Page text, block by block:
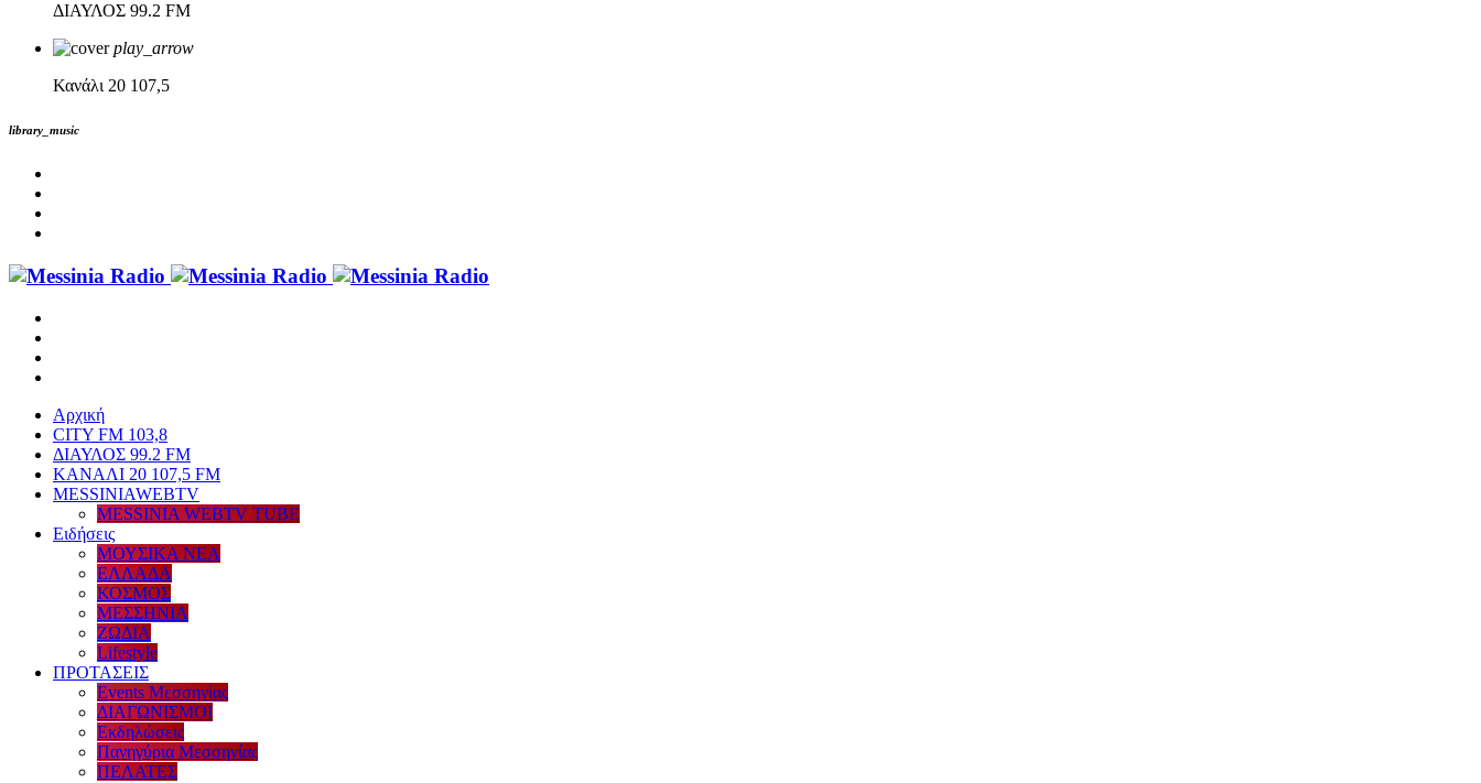
ΔΙΑΥΛΟΣ 99.2 FM
play_arrow
Κανάλι 20 107,5
library_music
Αρχική
CITY FM 103,8
ΔΙΑΥΛΟΣ 99.2 FM
ΚΑΝΑΛΙ 20 107,5 FM
MESSINIAWEBTV
MESSINIA WEBTV TUBE
Eιδήσεις
ΜΟΥΣΙΚΑ ΝΕΑ
ΕΛΛΑΔΑ
ΚΟΣΜΟΣ
ΜΕΣΣΗΝΙΑ
ΖΩΔΙΑ
Lifestyle
ΠΡΟΤΑΣΕΙΣ
Events Μεσσηνίας
ΔΙΑΓΩΝΙΣΜΟΙ
Εκδηλώσεις
Πανηγύρια Μεσσηνίας
ΠΕΛΑΤΕΣ